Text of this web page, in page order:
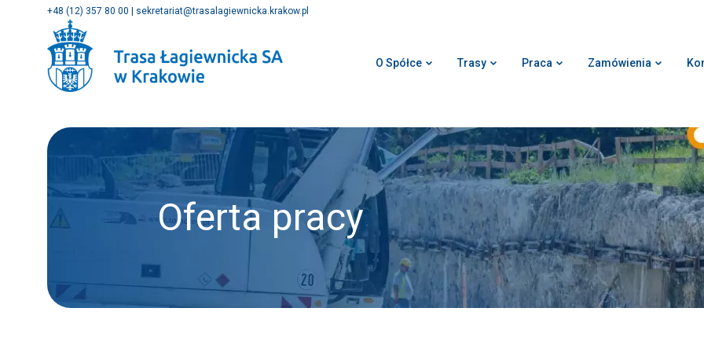
+48 (12) 357 80 00 sekretariat@trasalagiewnicka.krakow.pl
O Spółce Trasy Praca Zamówienia
Oferta pracy